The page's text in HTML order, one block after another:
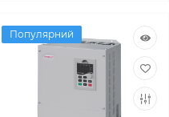
Популярний